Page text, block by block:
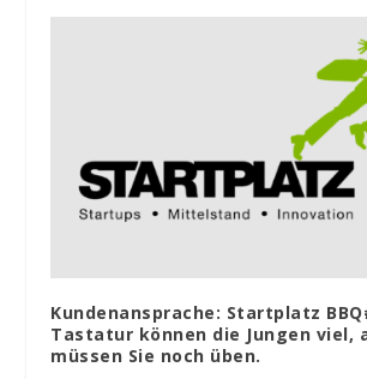
Kundenansprache: Startplatz
Tastatur können die Jungen viel,
müssen Sie noch üben.